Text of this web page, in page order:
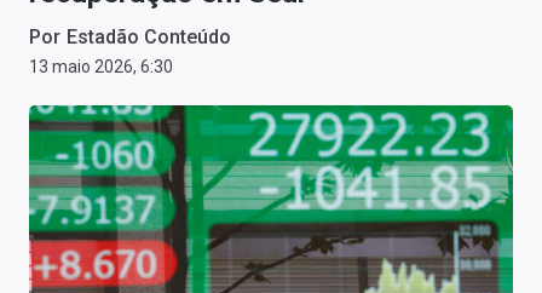
Últimas Notícias
Newsletters
Cotações
Comprar ou vender?
Carteiras Recomendadas
Por Estadão Conteúdo
13 maio 2026, 6:30